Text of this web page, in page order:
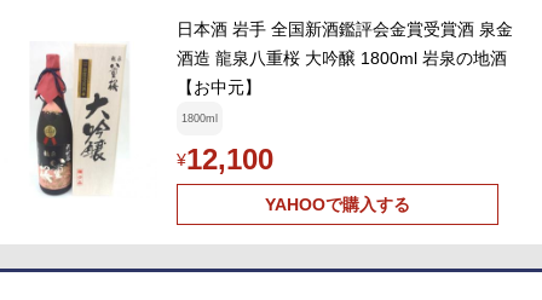
日本酒 岩手 全国新酒鑑評会金賞受賞酒 泉金
酒造 龍泉八重桜 大吟醸 1800ml 岩泉の地酒
【お中元】
1800ml
¥12,100
YAHOOで購入する